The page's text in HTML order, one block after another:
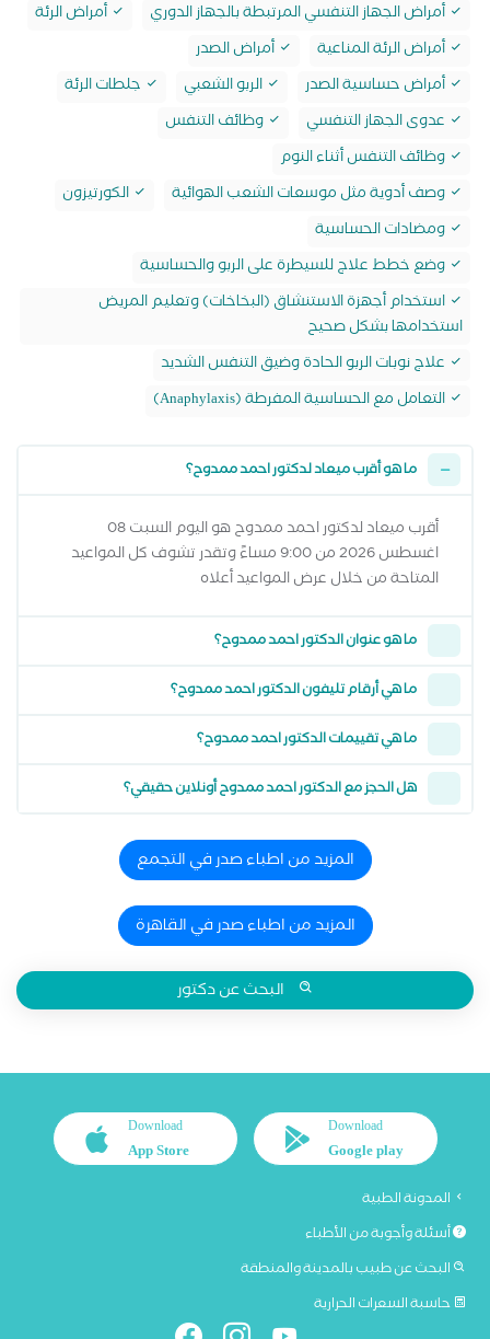
أمراض الجهاز التنفسي المرتبطة بالجهاز الدوري
أمراض الرئة
أمراض الرئة المناعية
أمراض الصدر
أمراض حساسية الصدر
الربو الشعبي
جلطات الرئة
عدوى الجهاز التنفسي
وظائف التنفس
وظائف التنفس أثناء النوم
وصف أدوية مثل موسعات الشعب الهوائية
الكورتيزون
ومضادات الحساسية
وضع خطط علاج للسيطرة على الربو والحساسية
استخدام أجهزة الاستنشاق (البخاخات) وتعليم المريض
استخدامها بشكل صحيح
علاج نوبات الربو الحادة وضيق التنفس الشديد
التعامل مع الحساسية المفرطة (Anaphylaxis)
ما هو أقرب ميعاد لدكتور احمد ممدوح؟
أقرب ميعاد لدكتور احمد ممدوح هو اليوم السبت 08
اغسطس 2026 من 9:00 مساءً وتقدر تشوف كل المواعيد
المتاحة من خلال عرض المواعيد أعلاه
ما هو عنوان الدكتور احمد ممدوح؟
ما هي أرقام تليفون الدكتور احمد ممدوح؟
ما هي تقييمات الدكتور احمد ممدوح؟
هل الحجز مع الدكتور احمد ممدوح أونلاين حقيقي؟
المزيد من اطباء صدر في التجمع
المزيد من اطباء صدر في القاهرة
البحث عن دكتور
Download
Google play
Download
App Store
المدونة الطبية
أسئلة وأجوبة من الأطباء
البحث عن طبيب بالمدينة والمنطقة
حاسبة السعرات الحرارية